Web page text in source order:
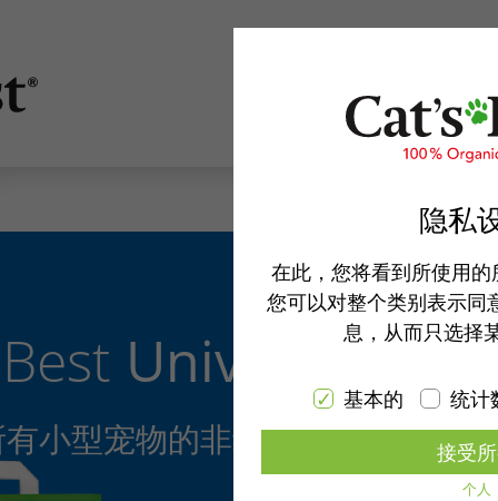
Universal
小型宠物的非结团型砂
隐私
在此，您将看到所使用的
您可以对整个类别表示同
息，从而只选择
基本的 统计
接受
个人